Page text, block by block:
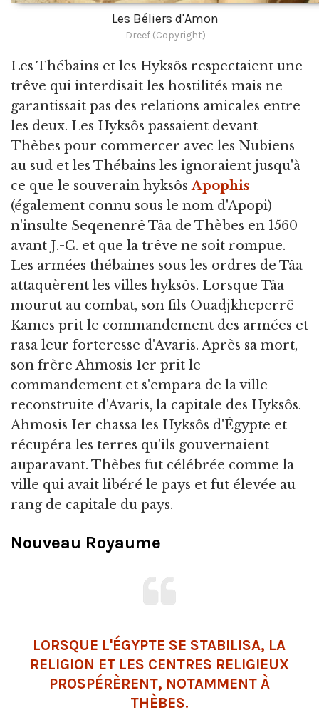
Les Béliers d'Amon
Dreef (Copyright)
Les Thébains et les Hyksôs respectaient une
trêve qui interdisait les hostilités mais ne
garantissait pas des relations amicales entre
les deux. Les Hyksôs passaient devant
Thèbes pour commercer avec les Nubiens
au sud et les Thébains les ignoraient jusqu'à
ce que le souverain hyksôsApophis
(également connu sous le nom d'Apopi)
n'insulte Seqenenrê Tâa de Thèbes en 1560
avant J.-C. et que la trêve ne soit rompue.
Les armées thébaines sous les ordres de Tâa
attaquèrent les villes hyksôs. Lorsque Tâa
mourut au combat, son fils Ouadjkheperrê
Kames prit le commandement des armées et
rasa leur forteresse d'Avaris. Après sa mort,
son frère Ahmosis Ier prit le
commandement et s'empara de la ville
reconstruite d'Avaris, la capitale des Hyksôs.
Ahmosis Ier chassa les Hyksôs d'Égypte et
récupéra les terres qu'ils gouvernaient
auparavant. Thèbes fut célébrée comme la
ville qui avait libéré le pays et fut élevée au
rang de capitale du pays.
Nouveau Royaume
LORSQUE L'ÉGYPTE SE STABILISA, LA
RELIGION ET LES CENTRES RELIGIEUX
PROSPÉRÈRENT, NOTAMMENT À
THÈBES.